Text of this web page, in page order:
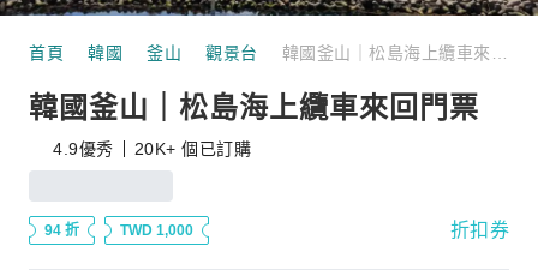
首頁 韓國 釜山 觀景台
韓國釜山｜松島海上纜車來回門票
4.9優秀 20K+ 個已訂購
94 折 TWD 1,000 折扣券